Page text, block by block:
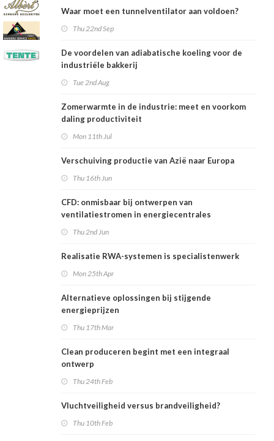
Waar moet een tunnelventilator aan voldoen?
Thu 22nd Sep
De voordelen van adiabatische koeling voor de
industriële bakkerij
Tue 2nd Aug
Zomerwarmte in de industrie: meet en voorkom
daling productiviteit
Mon 11th Jul
Verschuiving productie van Azië naar Europa
Thu 16th Jun
CFD: onmisbaar bij ontwerpen van
ventilatiestromen in energiecentrales
Thu 2nd Jun
Realisatie RWA-systemen is specialistenwerk
Mon 25th Apr
Alternatieve oplossingen bij stijgende
energieprijzen
Thu 17th Mar
Clean produceren begint met een integraal
ontwerp
Thu 24th Feb
Vluchtveiligheid versus brandveiligheid?
Thu 10th Feb